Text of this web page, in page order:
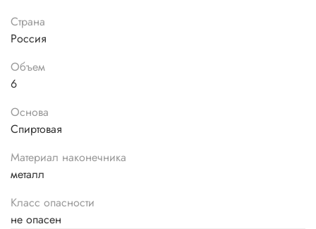
Страна
Россия
Объем
6
Основа
Спиртовая
Материал наконечника
металл
Класс опасности
не опасен